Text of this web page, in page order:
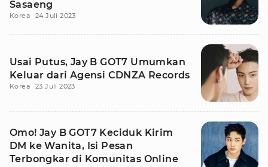
Sasaeng
Korea 24 Juli 2023
Usai Putus, Jay B GOT7 Umumkan
Keluar dari Agensi CDNZA Records
Korea 23 Juli 2023
Omo! Jay B GOT7 Keciduk Kirim
DM ke Wanita, Isi Pesan
Terbongkar di Komunitas Online